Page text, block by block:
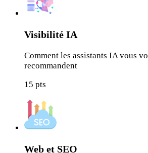
Visibilité IA
Comment les assistants IA vous
recommandent
15 pts
Web et SEO